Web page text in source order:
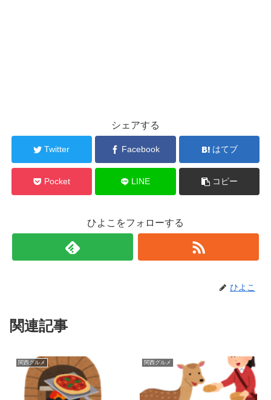
シェアする
Twitter Facebook はてブ
Pocket LINE コピー
ひよこをフォローする
ひよこ
関連記事
関西グルメ 関西グルメ